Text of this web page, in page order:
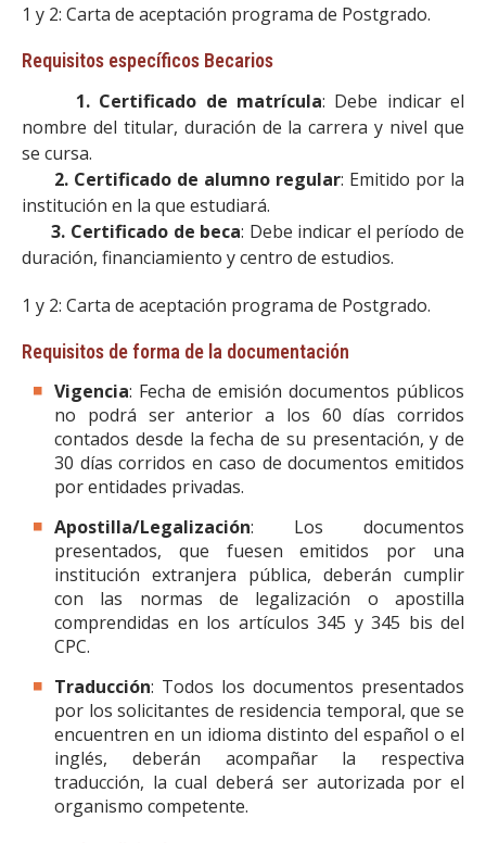
1 y 2: Carta de aceptación programa de Postgrado.
Requisitos específicos Becarios
1. Certificado de matrícula: Debe indicar el
nombre del titular, duración de la carrera y nivel que
se cursa.
2. Certificado de alumno regular: Emitido por la
institución en la que estudiará.
3. Certificado de beca: Debe indicar el período de
duración, financiamiento y centro de estudios.
1 y 2: Carta de aceptación programa de Postgrado.
Requisitos de forma de la documentación
Vigencia: Fecha de emisión documentos públicos
no podrá ser anterior a los 60 días corridos
contados desde la fecha de su presentación, y de
30 días corridos en caso de documentos emitidos
por entidades privadas.
Apostilla/Legalización: Los documentos
presentados, que fuesen emitidos por una
institución extranjera pública, deberán cumplir
con las normas de legalización o apostilla
comprendidas en los artículos 345 y 345 bis del
CPC.
Traducción: Todos los documentos presentados
por los solicitantes de residencia temporal, que se
encuentren en un idioma distinto del español o el
inglés, deberán acompañar la respectiva
traducción, la cual deberá ser autorizada por el
organismo competente.